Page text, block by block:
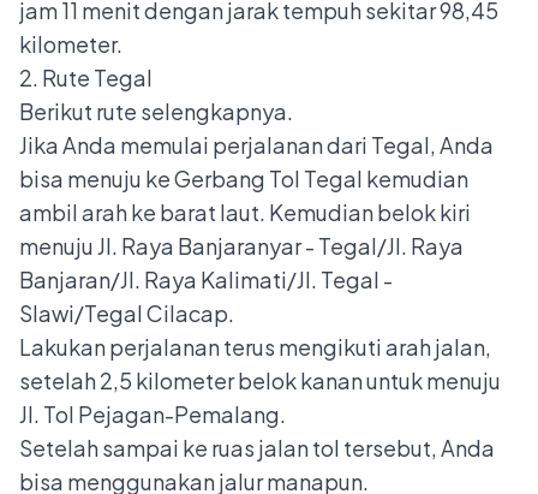
jam 11 menit dengan jarak tempuh sekitar 98,45
kilometer.
2. Rute Tegal
Berikut rute selengkapnya.
Jika Anda memulai perjalanan dari Tegal, Anda
bisa menuju keGerbang Tol Tegal kemudian
ambil arah ke barat laut. Kemudian belok kiri
menuju Jl. Raya Banjaranyar - Tegal/Jl. Raya
Banjaran/Jl. Raya Kalimati/Jl. Tegal -
Slawi/Tegal Cilacap.
Lakukan perjalanan terus mengikuti arah jalan,
setelah 2,5 kilometer belok kanan untuk menuju
Jl. Tol Pejagan-Pemalang.
Setelah sampai ke ruas jalan tol tersebut, Anda
bisa menggunakan jalur manapun.